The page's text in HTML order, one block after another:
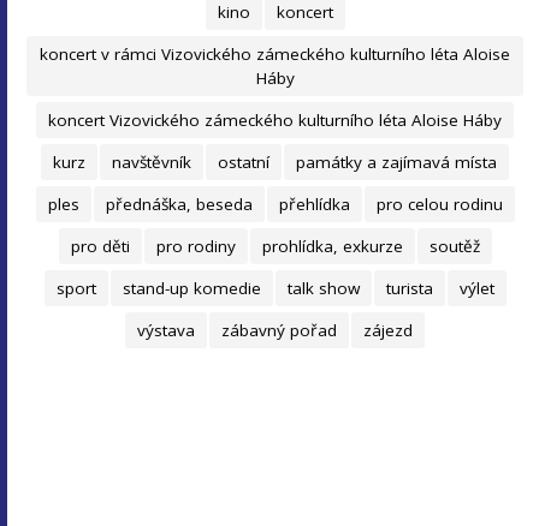
kino
koncert
koncert v rámci Vizovického zámeckého kulturního léta Aloise
Háby
koncert Vizovického zámeckého kulturního léta Aloise Háby
kurz
navštěvník ostatní
památky a zajímavá místa
ples
přednáška, beseda přehlídka
pro celou rodinu
pro děti
pro rodiny prohlídka, exkurze
soutěž
sport
stand-up komedie talk show turista
výlet
výstava
zábavný pořad zájezd